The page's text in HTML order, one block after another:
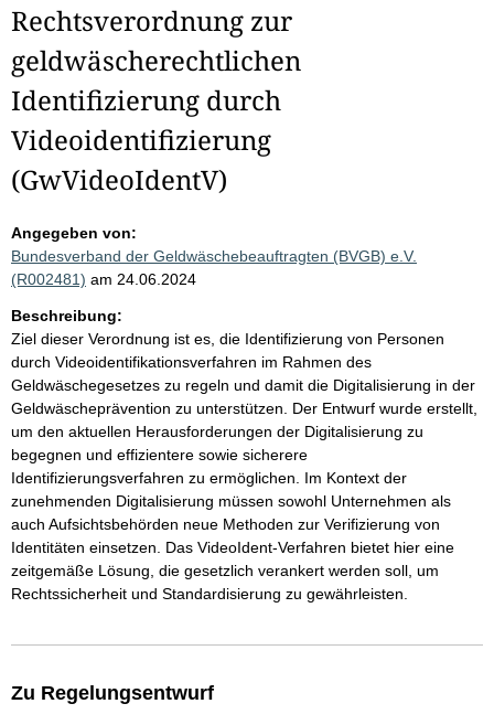
Rechtsverordnung zur
geldwäscherechtlichen
Identifizierung durch
Videoidentifizierung
(GwVideoIdentV)
Angegeben von:
Bundesverband der Geldwäschebeauftragten (BVGB) e.V.
(R002481) am 24.06.2024
Beschreibung:
Ziel dieser Verordnung ist es, die Identifizierung von Personen
durch Videoidentifikationsverfahren im Rahmen des
Geldwäschegesetzes zu regeln und damit die Digitalisierung in der
Geldwäscheprävention zu unterstützen. Der Entwurf wurde erstellt,
um den aktuellen Herausforderungen der Digitalisierung zu
begegnen und effizientere sowie sicherere
Identifizierungsverfahren zu ermöglichen. Im Kontext der
zunehmenden Digitalisierung müssen sowohl Unternehmen als
auch Aufsichtsbehörden neue Methoden zur Verifizierung von
Identitäten einsetzen. Das VideoIdent-Verfahren bietet hier eine
zeitgemäße Lösung, die gesetzlich verankert werden soll, um
Rechtssicherheit und Standardisierung zu gewährleisten.
Zu Regelungsentwurf